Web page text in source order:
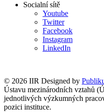
Socialní sítě
Youtube
Twitter
Facebook
Instagram
LinkedIn
© 2026 IIR Designed by
Ústavu mezinárodních vztahů
jednotlivých výzkumných
pozici instituce.